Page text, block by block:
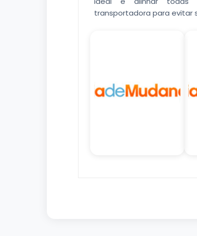
transportadora para evitar